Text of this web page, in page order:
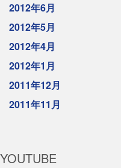
2012年6月
2012年5月
2012年4月
2012年1月
2011年12月
2011年11月
YOUTUBE